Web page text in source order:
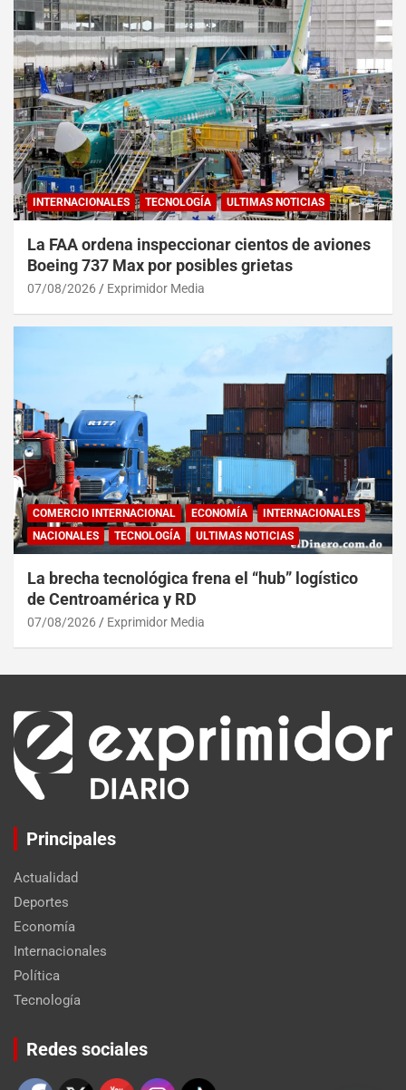
INTERNACIONALES TECNOLOGÍA ULTIMAS NOTICIAS
La FAA ordena inspeccionar cientos de aviones
Boeing 737 Max por posibles grietas
07/08/2026 Exprimidor Media
COMERCIO INTERNACIONAL ECONOMÍA
INTERNACIONALES
NACIONALES
TECNOLOGÍA ULTIMAS NOTICIAS
La brecha tecnológica frena el “hub” logístico
de Centroamérica y RD
07/08/2026 Exprimidor Media
Principales
Actualidad
Deportes
Economía
Internacionales
Política
Tecnología
Redes sociales